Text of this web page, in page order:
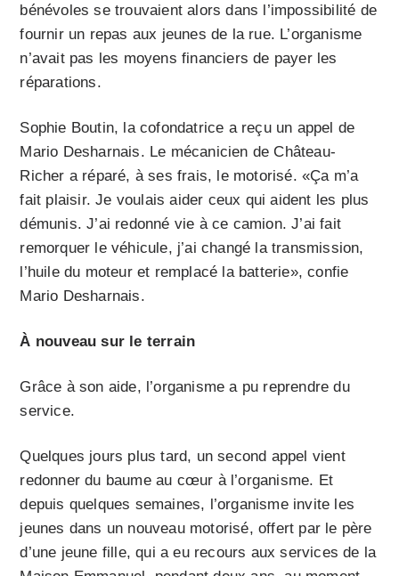
bénévoles se trouvaient alors dans l’impossibilité de
fournir un repas aux jeunes de la rue. L’organisme
n’avait pas les moyens financiers de payer les
réparations.
Sophie Boutin, la cofondatrice a reçu un appel de
Mario Desharnais. Le mécanicien de Château-
Richer a réparé, à ses frais, le motorisé. «Ça m’a
fait plaisir. Je voulais aider ceux qui aident les plus
démunis. J’ai redonné vie à ce camion. J’ai fait
remorquer le véhicule, j’ai changé la transmission,
l’huile du moteur et remplacé la batterie», confie
Mario Desharnais.
À nouveau sur le terrain
Grâce à son aide, l’organisme a pu reprendre du
service.
Quelques jours plus tard, un second appel vient
redonner du baume au cœur à l’organisme. Et
depuis quelques semaines, l’organisme invite les
jeunes dans un nouveau motorisé, offert par le père
d’une jeune fille, qui a eu recours aux services de la